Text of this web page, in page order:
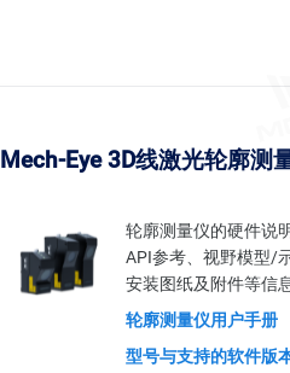
Mech-Eye 3D线激光轮廓测
轮廓测量仪的硬件说
API参考、视野模型/
安装图纸及附件等信息
轮廓测量仪用户手册
型号与支持的软件版